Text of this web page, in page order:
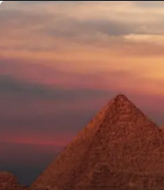
VER TODOS LOS PAQUETES